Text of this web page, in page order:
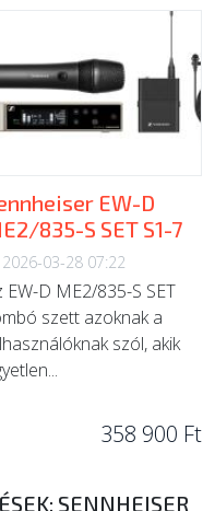
EW-D
835-S SET S1-7
2026-03-28 07:22
EW-D ME2/835-S SET
szett azoknak a
szól, akik
358 900 Ft
SENNHEISER